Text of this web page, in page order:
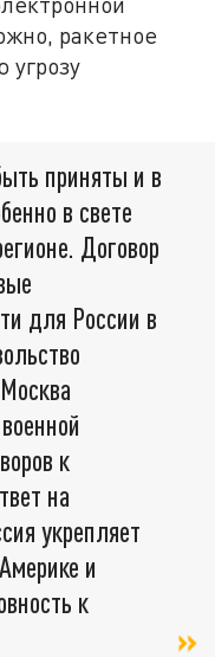
ракетное
угрозу
приняты и в
в свете
Договор
для России в
к
на
укрепляет
и
к